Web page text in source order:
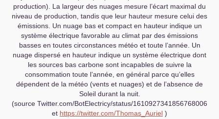
production). La largeur des nuages mesure l’écart maximal du
niveau de production, tandis que leur hauteur mesure celui des
émissions. Un nuage bas et compact en hauteur indique un
système électrique favorable au climat par des émissions
basses en toutes circonstances météo et toute l’année. Un
nuage dispersé en hauteur indique un système électrique dont
les sources bas carbone sont incapables de suivre la
consommation toute l’année, en général parce qu’elles
dépendent de la météo (vents et nuages) et de l’absence de
Soleil durant la nuit.
(source Twitter.com/BotElectricy/status/1610927341856768006
et https://twitter.com/Thomas_Auriel )